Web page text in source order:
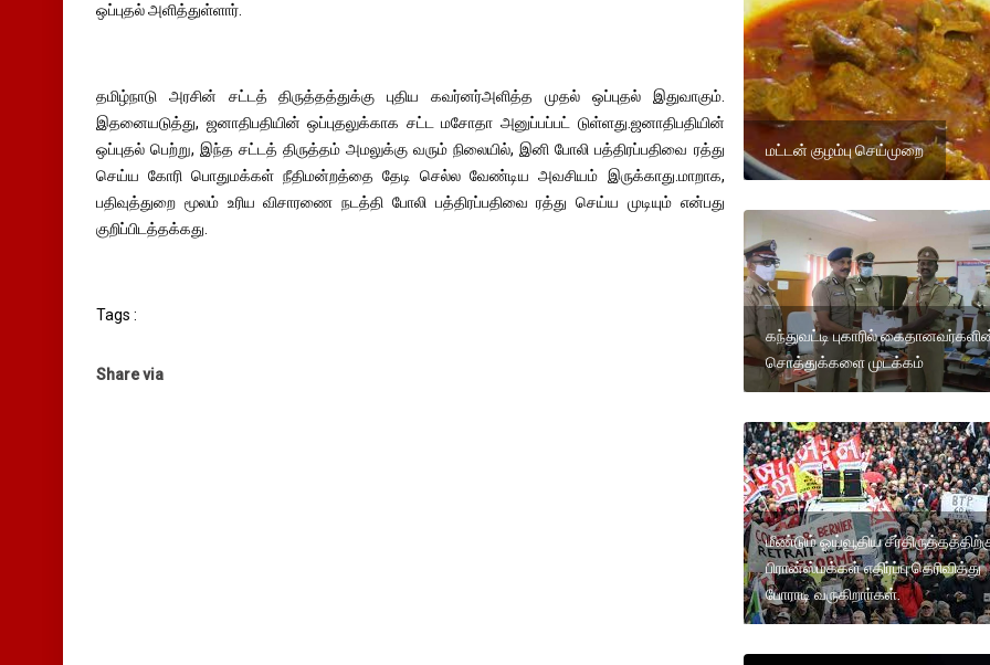
ஒப்புதல் அளித்துள்ளார்.
தமிழ்நாடு அரசின் சட்டத் திருத்தத்துக்கு புதிய கவர்னர்அளித்த முதல் ஒப்புதல் இதுவாகும்.
இதனையடுத்து, ஜனாதிபதியின் ஒப்புதலுக்காக சட்ட மசோதா அனுப்பப்பட் டுள்ளது.ஜனாதிபதியின்
ஒப்புதல் பெற்று, இந்த சட்டத் திருத்தம் அமலுக்கு வரும் நிலையில், இனி போலி பத்திரப்பதிவை ரத்து
செய்ய கோரி பொதுமக்கள் நீதிமன்றத்தை தேடி செல்ல வேண்டிய அவசியம் இருக்காது.மாறாக,
பதிவுத்துறை மூலம் உரிய விசாரணை நடத்தி போலி பத்திரப்பதிவை ரத்து செய்ய முடியும் என்பது
குறிப்பிடத்தக்கது.
Tags :
Share via
மட்டன் குழம்பு செய்முறை
கந்துவட்டி புகாரில்
சொத்துக்களை முடக்கம்
மீண்டும் ஓய்வூதிய
பிரான்ஸ்மக்கள் எதிர்ப்பு தெரிவித்து
போராடி வருகிறாா்கள்.